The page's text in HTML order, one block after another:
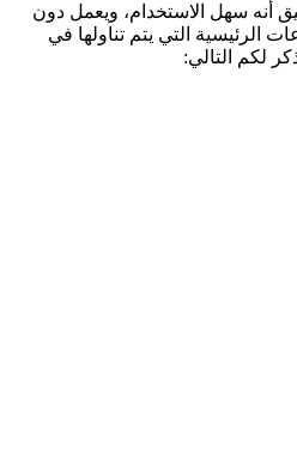
أنه سهل الاستخدام، ويعمل دون
الرئيسية التي يتم تناولها في
لكم التالي: